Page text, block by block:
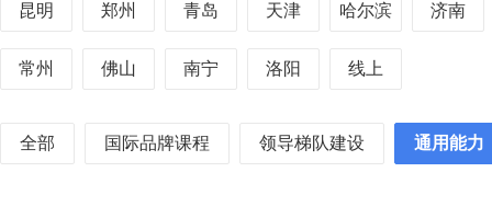
昆明 郑州 青岛 天津 哈尔滨 济南
常州 佛山 南宁 洛阳 线上
全部 国际品牌课程 领导梯队建设 通用能力